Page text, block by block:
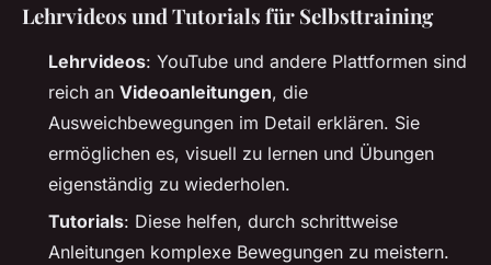
Lehrvideos und Tutorials für Selbsttraining
Lehrvideos: YouTube und andere Plattformen sind
reich an Videoanleitungen, die
Ausweichbewegungen im Detail erklären. Sie
ermöglichen es, visuell zu lernen und Übungen
eigenständig zu wiederholen.
Tutorials: Diese helfen, durch schrittweise
Anleitungen komplexe Bewegungen zu meistern.